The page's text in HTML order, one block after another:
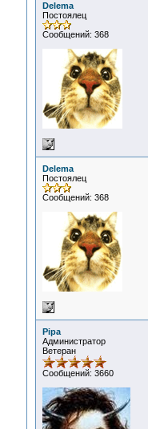
Delema
Постоялец
Сообщений: 368
Delema
Постоялец
Сообщений: 368
Pipa
Администратор
Ветеран
Сообщений: 3660